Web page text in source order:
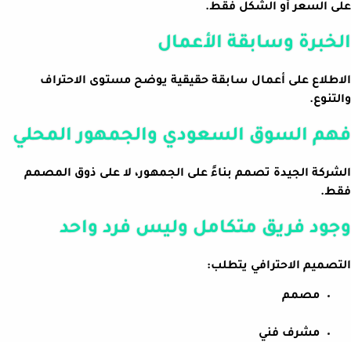
على السعر أو الشكل فقط.
الخبرة وسابقة الأعمال
الاطلاع على أعمال سابقة حقيقية يوضح مستوى الاحتراف
والتنوع.
فهم السوق السعودي والجمهور المحلي
الشركة الجيدة تصمم بناءً على الجمهور، لا على ذوق المصمم
فقط.
وجود فريق متكامل وليس فرد واحد
التصميم الاحترافي يتطلب:
مصمم
مشرف فني